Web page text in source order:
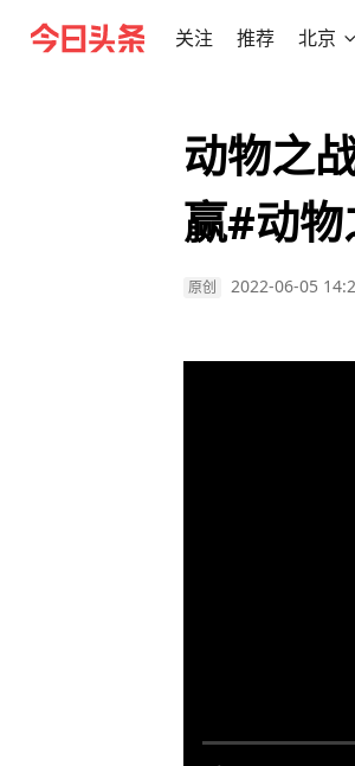
关注 推荐 北京
动物之
赢#动
原创 2022-06-05